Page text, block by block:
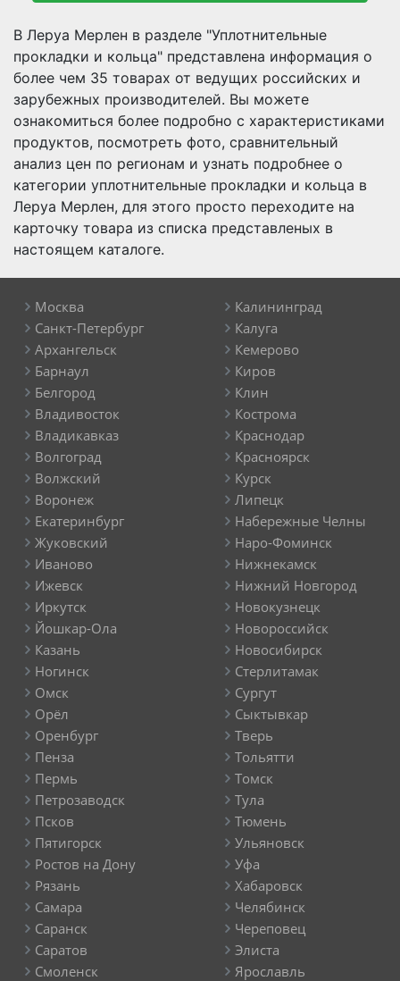
В Леруа Мерлен в разделе "Уплотнительные
прокладки и кольца" представлена информация о
более чем 35 товарах от ведущих российских и
зарубежных производителей. Вы можете
ознакомиться более подробно c характеристиками
продуктов, посмотреть фото, сравнительный
анализ цен по регионам и узнать подробнее о
категории уплотнительные прокладки и кольца в
Леруа Мерлен, для этого просто переходите на
карточку товара из списка представленых в
настоящем каталоге.
Москва
Санкт-Петербург
Архангельск
Барнаул
Белгород
Владивосток
Владикавказ
Волгоград
Волжский
Воронеж
Екатеринбург
Жуковский
Иваново
Ижевск
Иркутск
Йошкар-Ола
Казань
Калининград
Калуга
Кемерово
Киров
Клин
Кострома
Краснодар
Красноярск
Курск
Липецк
Набережные Челны
Наро-Фоминск
Нижнекамск
Нижний Новгород
Новокузнецк
Новороссийск
Новосибирск
Ногинск
Омск
Орёл
Оренбург
Пенза
Пермь
Петрозаводск
Псков
Пятигорск
Ростов на Дону
Рязань
Самара
Саранск
Саратов
Смоленск
Стерлитамак
Сургут
Сыктывкар
Тверь
Тольятти
Томск
Тула
Тюмень
Ульяновск
Уфа
Хабаровск
Челябинск
Череповец
Элиста
Ярославль